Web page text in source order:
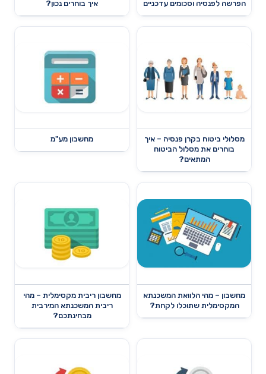
הפרשה לפנסיה וסכומים עדכניים
איך בוחרים נכון?
מסלולי ביטוח בקרן פנסיה – איך
בוחרים את מסלול הביטוח
המתאים?
מחשבון מע"מ
מחשבון – מהי הלוואת המשכנתא
המקסימלית שתוכלו לקחת?
מחשבון ריבית מקסימלית – מהי
ריבית המשכנתא המירבית
מבחינתכם?